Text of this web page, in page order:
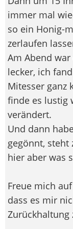
immer mal
so ein Honig-
zerlaufen
Am Abend
lecker, ich
Mitesser ganz
finde es lustig
verändert.
Und dann
gegönnt, steht
hier aber was
Freue mich
dass es mir
Zurückhaltung